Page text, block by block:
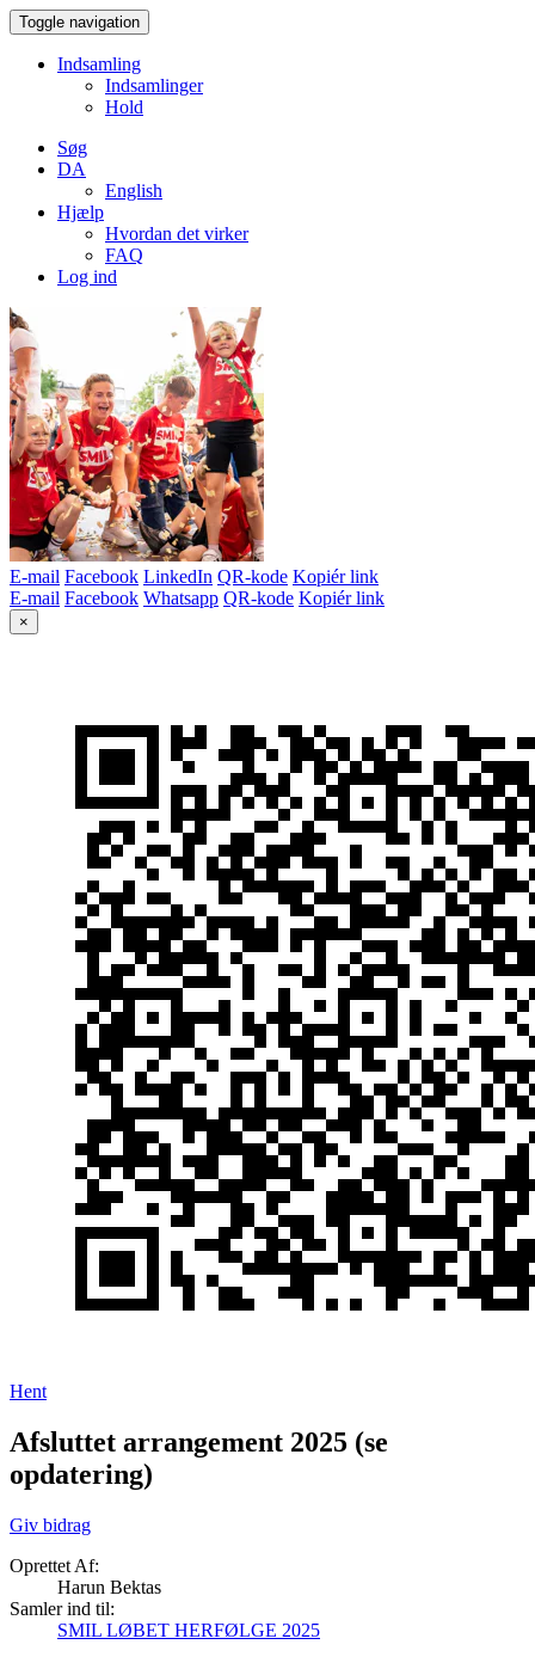
Toggle navigation
Indsamling
Indsamlinger
Hold
Søg
DA
English
Hjælp
Hvordan det virker
FAQ
Log ind
E-mail Facebook LinkedIn QR-kode Kopiér link
E-mail Facebook Whatsapp QR-kode Kopiér link
×
Hent
Afsluttet arrangement 2025 (se
opdatering)
Giv bidrag
Oprettet Af:
Harun Bektas
Samler ind til:
SMIL LØBET HERFØLGE 2025